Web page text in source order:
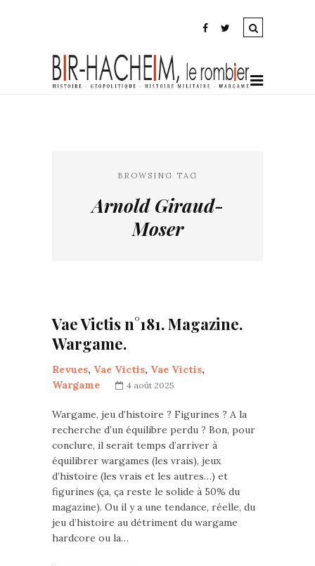
BROWSING TAG
Arnold Giraud-
Moser
Vae Victis n°181. Magazine.
Wargame.
Revues, Vae Victis, Vae Victis,
Wargame
4 août 2025
Wargame, jeu d’histoire ? Figurines ? A la
recherche d’un équilibre perdu ? Bon, pour
conclure, il serait temps d’arriver à
équilibrer wargames (les vrais), jeux
d’histoire (les vrais et les autres…) et
figurines (ça, ça reste le solide à 50% du
magazine). Ou il y a une tendance, réelle, du
jeu d’histoire au détriment du wargame
hardcore ou la…